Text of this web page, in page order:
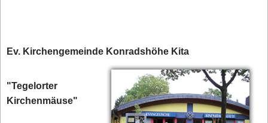
Ev. Kirchengemeinde Konradshöhe Kita
"Tegelorter
Kirchenmäuse"